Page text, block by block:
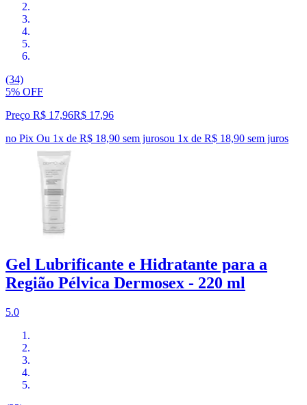
(34)
5% OFF
Preço R$ 17,96R$ 17,96
no Pix Ou 1x de R$ 18,90 sem jurosou 1x de R$ 18,90 sem juros
Gel Lubrificante e Hidratante para a
Região Pélvica Dermosex - 220 ml
5.0